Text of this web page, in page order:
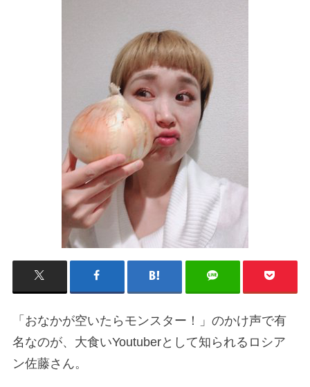
「おなかが空いたらモンスター！」のかけ声で有
名なのが、大食いYoutuberとして知られるロシア
ン佐藤さん。